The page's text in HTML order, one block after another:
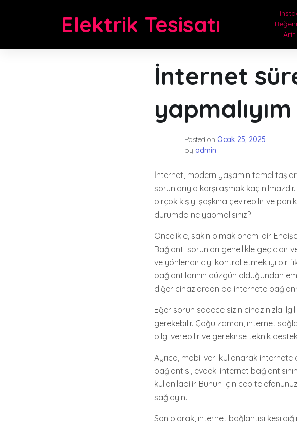
Elektrik Tesisatı
Beğeni
İnternet
yapmalıyım
Posted on Ocak 25, 2025
by admin
İnternet, modern yaşamın temel
sorunlarıyla karşılaşmak
birçok kişiyi şaşkına çevirebilir ve
durumda ne yapmalısınız?
Öncelikle, sakin olmak önemlidir.
Bağlantı sorunları genellikle geçicidir
ve yönlendiriciyi kontrol etmek iyi bir
bağlantılarının düzgün olduğundan
diğer cihazlardan da internete
Eğer sorun sadece sizin cihazınızla
gerekebilir. Çoğu zaman, internet
bilgi verebilir ve gerekirse teknik
Ayrıca, mobil veri kullanarak internete
bağlantısı, evdeki internet
kullanılabilir. Bunun için cep
sağlayın.
Son olarak, internet bağlantısı